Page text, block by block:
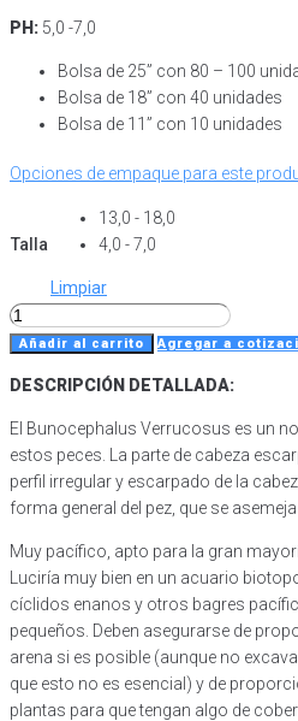
PH: 5,0 -7,0
Bolsa de 25” con 80 – 100
Bolsa de 18” con 40 unidades
Bolsa de 11” con 10 unidades
Opciones de empaque para este
Talla
13,0 - 18,0
4,0 - 7,0
Limpiar
Banjo
Head
(Bunocephalus
Verrucosus)
cantidad
Añadir al carrito Agregar a
DESCRIPCIÓN DETALLADA:
El Bunocephalus Verrucosus es un
estos peces. La parte de cabeza
perfil irregular y escarpado de la
forma general del pez, que se asemeja
Muy pacífico, apto para la gran
Luciría muy bien en un acuario
cíclidos enanos y otros bagres
pequeños. Deben asegurarse de
arena si es posible (aunque no
que esto no es esencial) y de
plantas para que tengan algo de